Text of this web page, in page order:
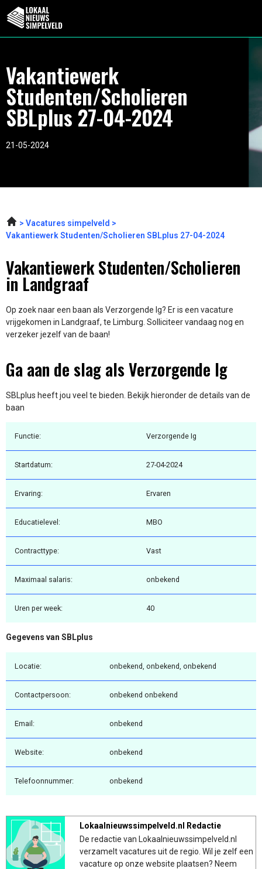
Vakantiewerk
Studenten/Scholieren
SBLplus 27-04-2024
21-05-2024
Vacatures simpelveld
Vakantiewerk Studenten/Scholieren SBLplus 27-04-2024
Vakantiewerk Studenten/Scholieren
in Landgraaf
Op zoek naar een baan als Verzorgende Ig? Er is een vacature
vrijgekomen in Landgraaf, te Limburg. Solliciteer vandaag nog en
verzeker jezelf van de baan!
Ga aan de slag als Verzorgende Ig
SBLplus heeft jou veel te bieden. Bekijk hieronder de details van de
baan
Functie: Verzorgende Ig
Startdatum: 27-04-2024
Ervaring: Ervaren
Educatielevel: MBO
Contracttype: Vast
Maximaal salaris: onbekend
Uren per week: 40
Gegevens van SBLplus
Locatie: onbekend, onbekend, onbekend
Contactpersoon: onbekend onbekend
Email: onbekend
Website: onbekend
Telefoonnummer: onbekend
Lokaalnieuwssimpelveld.nl Redactie
De redactie van Lokaalnieuwssimpelveld.nl
verzamelt vacatures uit de regio. Wil je zelf een
vacature op onze website plaatsen? Neem